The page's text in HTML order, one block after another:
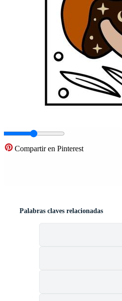
Compartir en Pinterest
Palabras claves relacionadas